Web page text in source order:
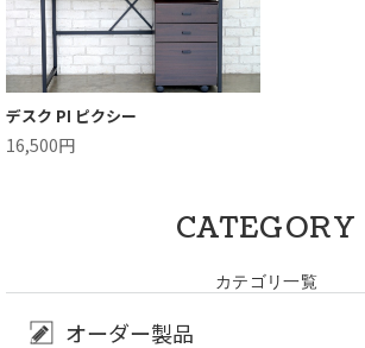
デスク PI ピクシー
16,500円
CATEGORY
カテゴリ一覧
オーダー製品